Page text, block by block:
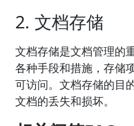
2. 文档存储
文档存储是文档管理的
各种手段和措施，存储
可访问。文档存储的目
文档的丢失和损坏。